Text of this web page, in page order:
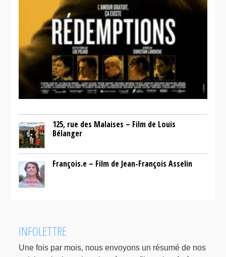
125, rue des Malaises – Film de Louis
Bélanger
François.e – Film de Jean-François Asselin
INFOLETTRE
Une fois par mois, nous envoyons un résumé de nos